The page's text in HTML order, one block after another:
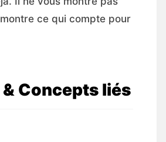
ce qui compte pour
Concepts liés